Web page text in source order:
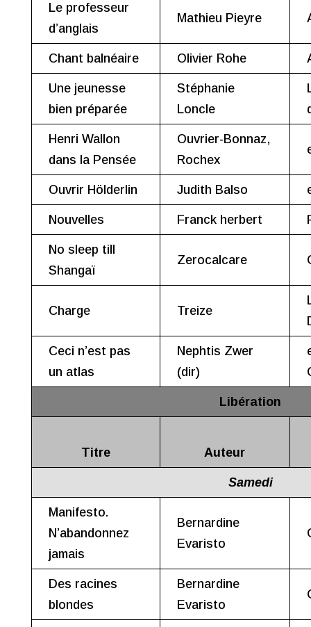
Le professeur
d’anglais
Mathieu Pieyre
Chant balnéaire Olivier Rohe
Une jeunesse
bien préparée
Stéphanie
Loncle
Henri Wallon
dans la Pensée
Ouvrier-Bonnaz,
Rochex
Ouvrir Hölderlin Judith Balso
Nouvelles Franck herbert
No sleep till
Shangaï
Zerocalcare
Charge Treize
Ceci n’est pas
un atlas
Nephtis Zwer
(dir)
Libération
Titre Auteur
Samedi
Manifesto.
N’abandonnez
jamais
Bernardine
Evaristo
Des racines
blondes
Bernardine
Evaristo